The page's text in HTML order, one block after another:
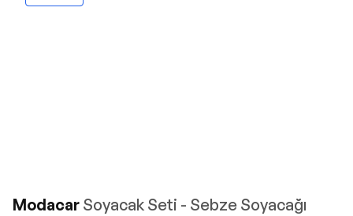
Modacar Soyacak Seti - Sebze Soyacağı